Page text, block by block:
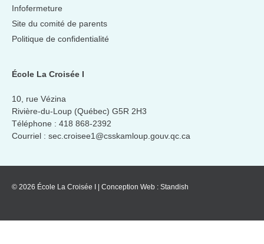
Infofermeture
Site du comité de parents
Politique de confidentialité
École La Croisée I
10, rue Vézina
Rivière-du-Loup (Québec) G5R 2H3
Téléphone : 418 868-2392
Courriel : sec.croisee1@csskamloup.gouv.qc.ca
© 2026 École La Croisée I | Conception Web : Standish